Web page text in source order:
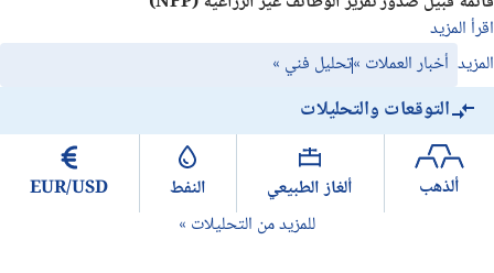
التوقعات والتحليلات
ألذهب ألغاز الطبيعي النفط
EUR/USD
للمزيد من التحليلات »
اقرأ المزيد
المزيد أخبار العملات »تحليل فني »